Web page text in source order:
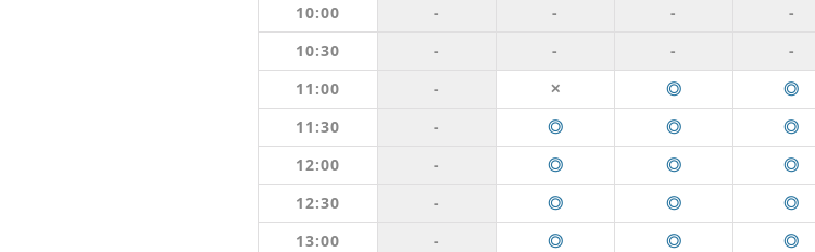
10:00 - - - -
10:30
- - - -
11:00
- ✕ ◎ ◎
11:30
- ◎ ◎ ◎
12:00
- ◎ ◎ ◎
12:30
- ◎ ◎ ◎
13:00
- ◎ ◎ ◎